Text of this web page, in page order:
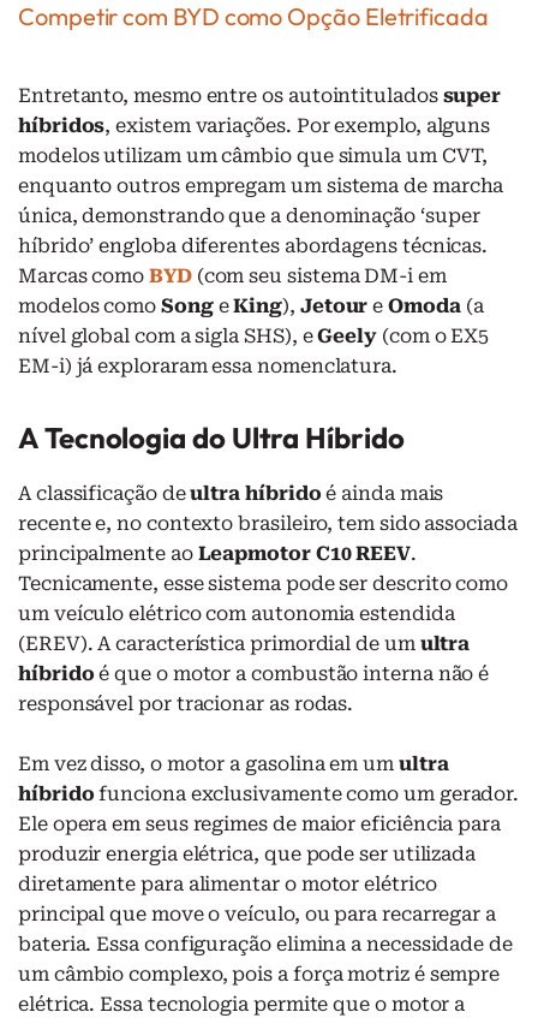
Competir com BYD como Opção Eletrificada
Entretanto, mesmo entre os autointitulados super
híbridos, existem variações. Por exemplo, alguns
modelos utilizam um câmbio que simula um CVT,
enquanto outros empregam um sistema de marcha
única, demonstrando que a denominação ‘super
híbrido’ engloba diferentes abordagens técnicas.
Marcas comoBYD(com seu sistema DM-i em
modelos como SongeKing), Jetour eOmoda(a
nível global com a sigla SHS), eGeely(com o EX5
EM-i) já exploraram essa nomenclatura.
A Tecnologia do Ultra Híbrido
A classificação deultra híbrido é ainda mais
recente e, no contexto brasileiro, tem sido associada
principalmente ao Leapmotor C10 REEV.
Tecnicamente, esse sistema pode ser descrito como
um veículo elétrico com autonomia estendida
(EREV). A característica primordial de um ultra
híbrido é que o motor a combustão interna não é
responsável por tracionar as rodas.
Em vez disso, o motor a gasolina em um ultra
híbrido funciona exclusivamente como um gerador.
Ele opera em seus regimes de maior eficiência para
produzir energia elétrica, que pode ser utilizada
diretamente para alimentar o motor elétrico
principal que move o veículo, ou para recarregar a
bateria. Essa configuração elimina a necessidade de
um câmbio complexo, pois a força motriz é sempre
elétrica. Essa tecnologia permite que o motor a